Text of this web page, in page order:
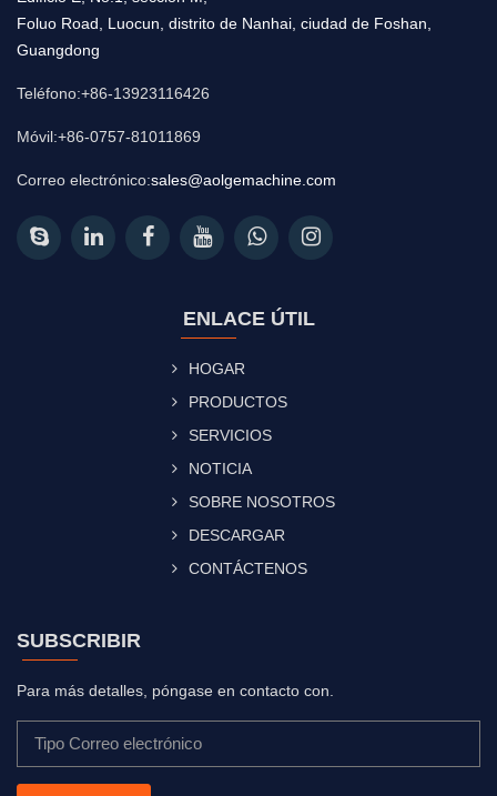
Foluo Road, Luocun, distrito de Nanhai, ciudad de Foshan,
Guangdong
Teléfono:+86-13923116426
Móvil:+86-0757-81011869
Correo electrónico:sales@aolgemachine.com
ENLACE ÚTIL
HOGAR
PRODUCTOS
SERVICIOS
NOTICIA
SOBRE NOSOTROS
DESCARGAR
CONTÁCTENOS
SUBSCRIBIR
Para más detalles, póngase en contacto con.